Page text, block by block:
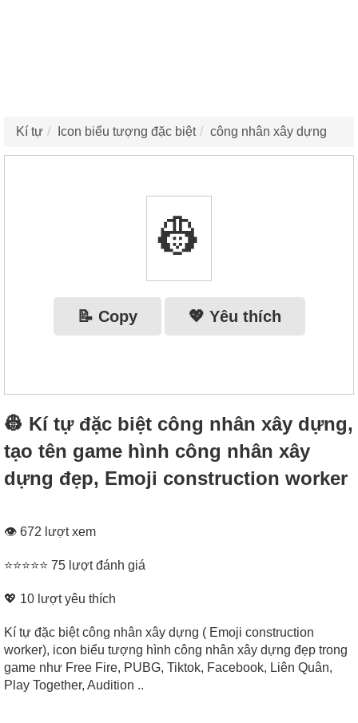
Kí tự Icon biểu tượng đặc biệt công nhân xây dựng
👷
📝 Copy 💖 Yêu thích
👷 Kí tự đặc biệt công nhân xây dựng,
tạo tên game hình công nhân xây
dựng đẹp, Emoji construction worker
👁 672 lượt xem
⭐⭐⭐⭐⭐ 75 lượt đánh giá
💖 10 lượt yêu thích
Kí tự đặc biệt công nhân xây dựng ( Emoji construction
worker), icon biểu tượng hình công nhân xây dựng đẹp trong
game như Free Fire, PUBG, Tiktok, Facebook, Liên Quân,
Play Together, Audition ..